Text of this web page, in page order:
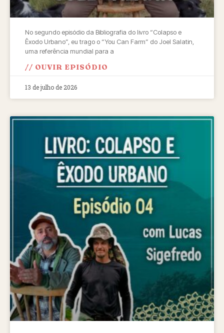
No segundo episódio da Bibliografia do livro “Colapso e
Êxodo Urbano”, eu trago o “You Can Farm” do Joel Salatin,
uma referência mundial para a
// OUVIR EPISÓDIO
13 de julho de 2026